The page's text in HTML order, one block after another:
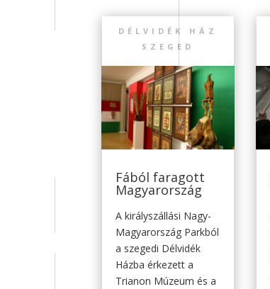
DÉLVIDÉK HÁZ
SZEGED
Fából faragott
Magyarország
A királyszállási Nagy-
Magyarország Parkból
a szegedi Délvidék
Házba érkezett a
Trianon Múzeum és a